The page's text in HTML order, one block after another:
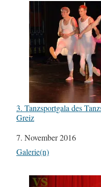
3. Tanzsportgala des
Greiz
Datum
7. November 2016
In Bezug auf
Galerie(n)